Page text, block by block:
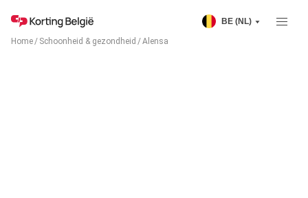
BE (NL)
Home/ Schoonheid & gezondheid /Alensa